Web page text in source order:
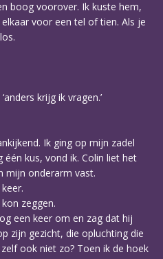
boog voorover. Ik kuste hem,
voor een tel of tien. Als je
krijg ik vragen.’
Ik ging op mijn zadel
kus, vond ik. Colin liet het
mijn onderarm vast.
kon zeggen.
een keer om en zag dat hij
zijn gezicht, die opluchting die
ook niet zo? Toen ik de hoek